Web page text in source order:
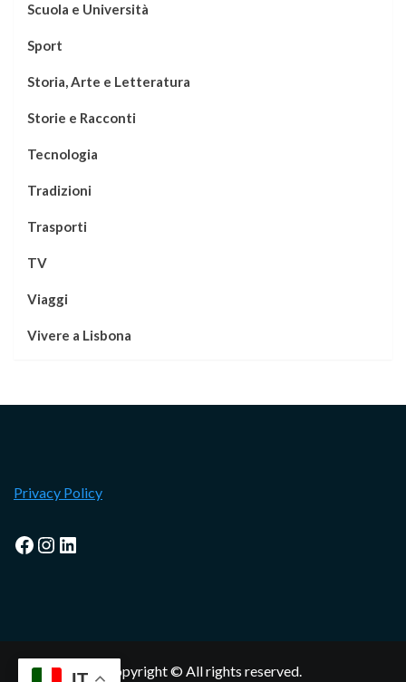
Scuola e Università
Sport
Storia, Arte e Letteratura
Storie e Racconti
Tecnologia
Tradizioni
Trasporti
TV
Viaggi
Vivere a Lisbona
Privacy Policy
Facebook
Instagram
LinkedIn
Copyright © All rights reserved.